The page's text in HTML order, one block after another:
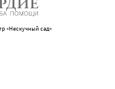
«Нескучный сад»